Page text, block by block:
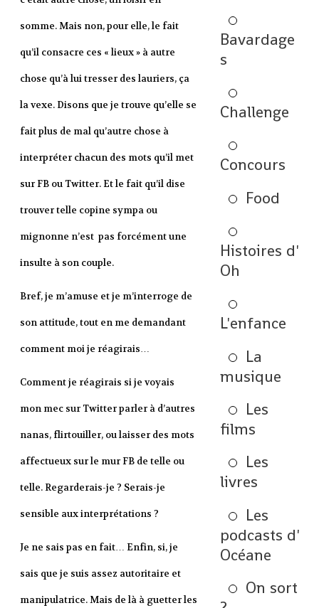
somme. Mais non, pour elle, le fait
qu’il consacre ces « lieux » à autre
chose qu’à lui tresser des lauriers, ça
la vexe. Disons que je trouve qu’elle se
fait plus de mal qu’autre chose à
interpréter chacun des mots qu’il met
sur FB ou Twitter. Et le fait qu’il dise
trouver telle copine sympa ou
mignonne n’est pas forcément une
insulte à son couple.
Bref, je m’amuse et je m’interroge de
son attitude, tout en me demandant
comment moi je réagirais…
Comment je réagirais si je voyais
mon mec sur Twitter parler à d’autres
nanas, flirtouiller, ou laisser des mots
affectueux sur le mur FB de telle ou
telle. Regarderais-je ? Serais-je
sensible aux interprétations ?
Je ne sais pas en fait… Enfin, si, je
sais que je suis assez autoritaire et
manipulatrice. Mais de là à guetter les
Bavardage
s
Challenge
Concours
Food
Histoires d'
Oh
L'enfance
La
musique
Les
films
Les
livres
Les
podcasts d'
Océane
On sort